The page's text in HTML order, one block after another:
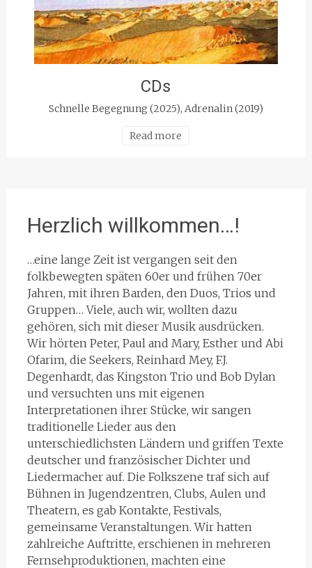
CDs
Schnelle Begegnung (2025), Adrenalin (2019)
Read more
Herzlich willkommen…!
…eine lange Zeit ist vergangen seit den
folkbewegten späten 60er und frühen 70er
Jahren, mit ihren Barden, den Duos, Trios und
Gruppen… Viele, auch wir, wollten dazu
gehören, sich mit dieser Musik ausdrücken.
Wir hörten Peter, Paul and Mary, Esther und Abi
Ofarim, die Seekers, Reinhard Mey, F.J.
Degenhardt, das Kingston Trio und Bob Dylan
und versuchten uns mit eigenen
Interpretationen ihrer Stücke, wir sangen
traditionelle Lieder aus den
unterschiedlichsten Ländern und griffen Texte
deutscher und französischer Dichter und
Liedermacher auf. Die Folkszene traf sich auf
Bühnen in Jugendzentren, Clubs, Aulen und
Theatern, es gab Kontakte, Festivals,
gemeinsame Veranstaltungen. Wir hatten
zahlreiche Auftritte, erschienen in mehreren
Fernsehproduktionen, machten eine